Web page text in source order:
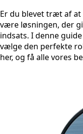
Er du blevet træt af at
være løsningen, der
indsats. I denne
vælge den perfekte
her, og få alle vores